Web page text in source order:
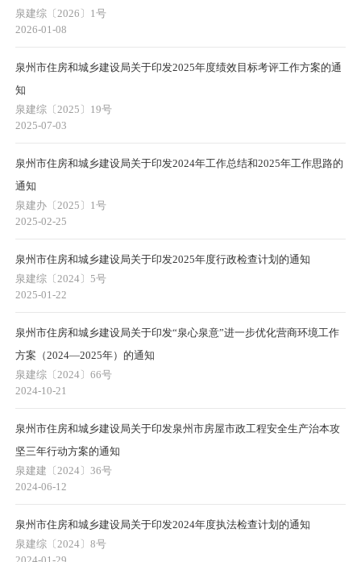
泉建综〔2026〕1号
2026-01-08
泉州市住房和城乡建设局关于印发2025年度绩效目标考评工作方案的通
知
泉建综〔2025〕19号
2025-07-03
泉州市住房和城乡建设局关于印发2024年工作总结和2025年工作思路的
通知
泉建办〔2025〕1号
2025-02-25
泉州市住房和城乡建设局关于印发2025年度行政检查计划的通知
泉建综〔2024〕5号
2025-01-22
泉州市住房和城乡建设局关于印发“泉心泉意”进一步优化营商环境工作
方案（2024—2025年）的通知
泉建综〔2024〕66号
2024-10-21
泉州市住房和城乡建设局关于印发泉州市房屋市政工程安全生产治本攻
坚三年行动方案的通知
泉建建〔2024〕36号
2024-06-12
泉州市住房和城乡建设局关于印发2024年度执法检查计划的通知
泉建综〔2024〕8号